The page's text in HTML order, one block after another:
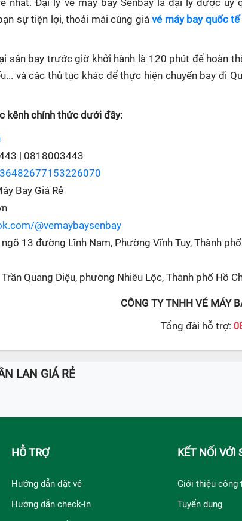
nhất. Đại lý vé máy bay Senbay là đại lý được ủy
sự tiện lợi, thoải mái cùng giávé máy bay quốc tế
sân bay trước giờ khởi hành là 120 phút để hoàn
và các thủ tục khác để thực hiện chuyến bay đi
kênh chính thức dưới đây:
| 0818003443
Bay Giá Rẻ
@vemaybaysenbay
13 đường Lĩnh Nam, Phường Vĩnh Tuy, Thành
Quang Diệu, phường Nhiêu Lộc, Thành phố Hồ
CÔNG TY TNHH VÉ MÁY
Tổng đài hỗ trợ:
LAN GIÁ RẺ
HỖ TRỢ
Hướng dẫn đặt vé
Hướng dẫn check-in
KẾT NỐI VỚI
Giới thiệu công
Tuyển dụng